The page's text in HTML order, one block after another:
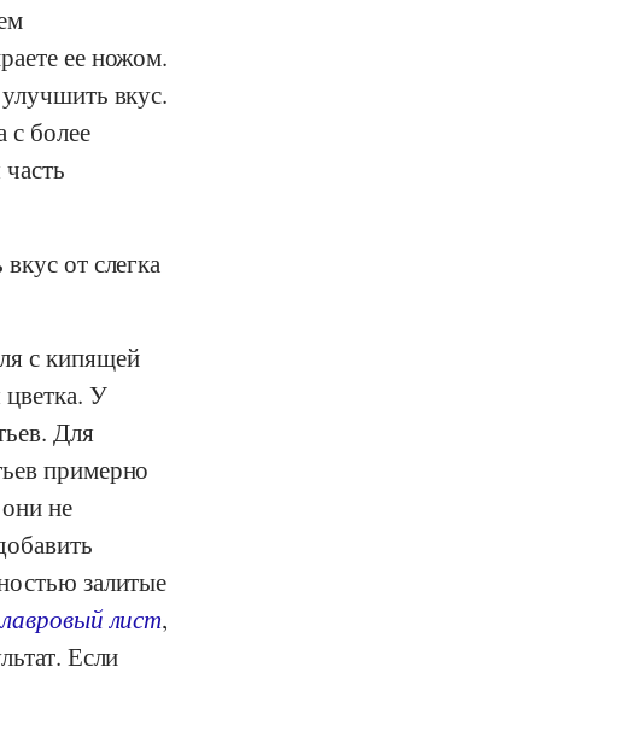
ее ножом.
вкус.
с более
от слегка
с кипящей
У
Для
примерно
не
залитые
лавровый лист,
Если